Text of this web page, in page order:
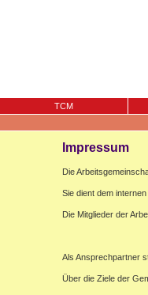
TCM
Impressum
Die
Sie dient dem
Die Mitglieder der
Als Ansprechpartner
Über die Ziele der